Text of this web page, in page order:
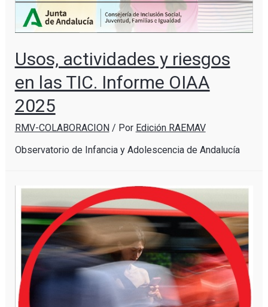
Usos, actividades y riesgos
en las TIC. Informe OIAA
2025
RMV-COLABORACION / Por Edición RAEMAV
Observatorio de Infancia y Adolescencia de Andalucía